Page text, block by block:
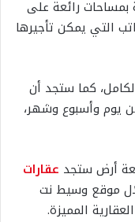
رائعة على
التي يمكن تأجيرها
كما ستجد أن
يوم وأسبوع وشهر،
أرض ستجد عقارات
موقع وسيط نت
المميزة.